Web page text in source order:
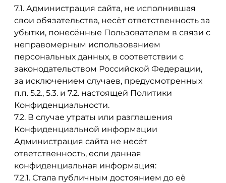
7.1. Администрация сайта, не исполнившая
свои обязательства, несёт ответственность за
убытки, понесённые Пользователем в связи с
неправомерным использованием
персональных данных, в соответствии с
законодательством Российской Федерации,
за исключением случаев, предусмотренных
п.п. 5.2., 5.3. и 7.2. настоящей Политики
Конфиденциальности.
7.2. В случае утраты или разглашения
Конфиденциальной информации
Администрация сайта не несёт
ответственность, если данная
конфиденциальная информация:
7.2.1. Стала публичным достоянием до её